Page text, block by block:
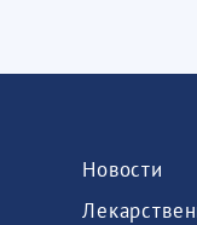
Новости